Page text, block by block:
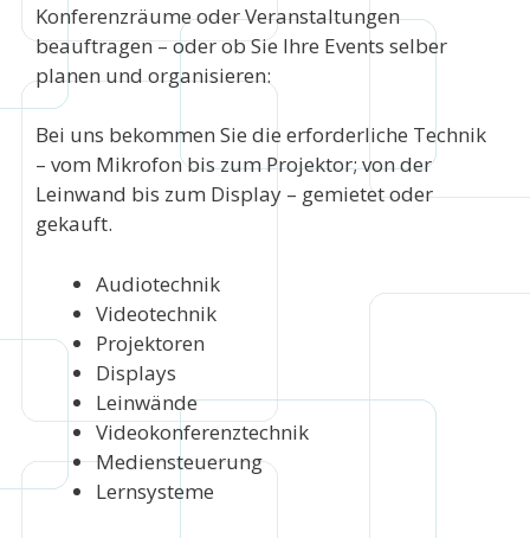
Konferenzräume oder Veranstaltungen
beauftragen – oder ob Sie Ihre Events selber
planen und organisieren:
Bei uns bekommen Sie die erforderliche Technik
– vom Mikrofon bis zum Projektor; von der
Leinwand bis zum Display – gemietet oder
gekauft.
Audiotechnik
Videotechnik
Projektoren
Displays
Leinwände
Videokonferenztechnik
Mediensteuerung
Lernsysteme